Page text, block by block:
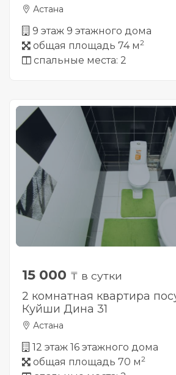
Астана
9 этаж 9 этажного дома
общая площадь 74 м2
спальные места: 2
15 000 ₸ в сутки
2 комнатная квартира
Куйши Дина 31
Астана
12 этаж 16 этажного дома
общая площадь 70 м2